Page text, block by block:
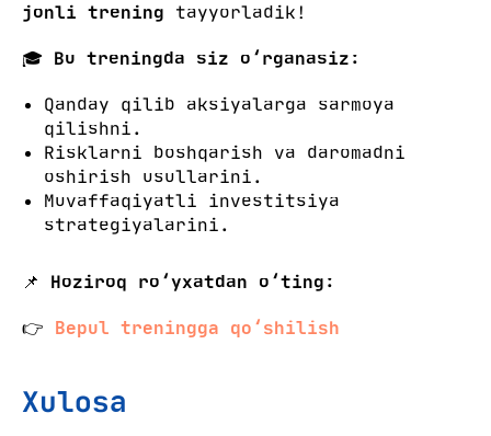
jonli trening tayyorladik!
🎓 Bu treningda siz o‘rganasiz:
Qanday qilib aksiyalarga sarmoya
qilishni.
Risklarni boshqarish va daromadni
oshirish usullarini.
Muvaffaqiyatli investitsiya
strategiyalarini.
📌 Hoziroq ro‘yxatdan o‘ting:
👉 Bepul treningga qo‘shilish
Xulosa